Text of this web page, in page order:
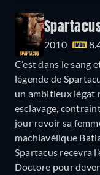
2010
C’est dans le sang
légende de
un ambitieux légat
esclavage,
jour revoir sa
machiavélique
Spartacus recevra
Doctore pour